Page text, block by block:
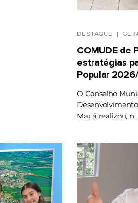
DESTAQUE
COMUDE de
estratégias
Popular
O Conselho
Mauá realizou, n